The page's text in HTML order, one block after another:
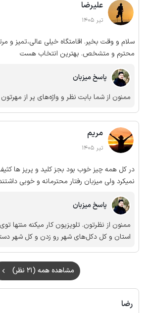
علیرضا
تیر 1405
سلام و وقت بخیر. اقامتگاه خیلی عالی،تمیز و
محترم و متشخص. بهترین انتخاب هست
پاسخ میزبان
ممنون از شما بابت نظر و واژه‌های پر از مهرتون
مریم
تیر 1405
در کل همه چیز خوب بود بجز کلید و پریز ها
نمیکرد ولی میزبان رفتار محترمانه و خوبی
پاسخ میزبان
ممنون از نظرتون. تلویزیون کار میکنه منتها
واسش مثل ماهواره بذاریم.
مشاهده همه (21 نظر)
رضا